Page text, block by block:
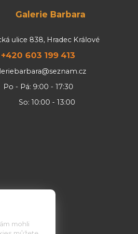
Barbara
ulice 838, Hradec Králové
+420 603 199 413
Po - Pá: 9:00 - 17:30
So: 10:00 - 13:00
mohli